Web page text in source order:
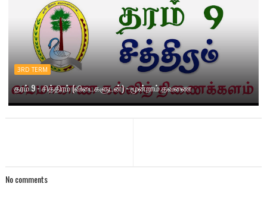
3RD TERM
தரம் 9 - சித்திரம் (விடைகளுடன்) - மூன்றாம் தவணை
No comments